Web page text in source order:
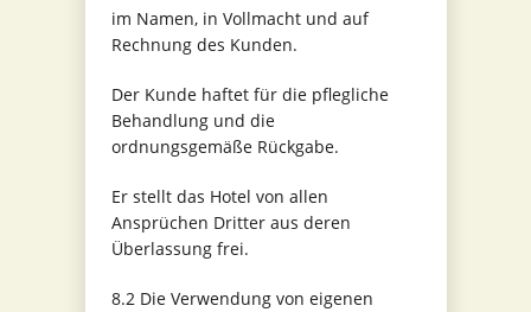
im Namen, in Vollmacht und auf
Rechnung des Kunden.
Der Kunde haftet für die pflegliche
Behandlung und die
ordnungsgemäße Rückgabe.
Er stellt das Hotel von allen
Ansprüchen Dritter aus deren
Überlassung frei.
8.2 Die Verwendung von eigenen